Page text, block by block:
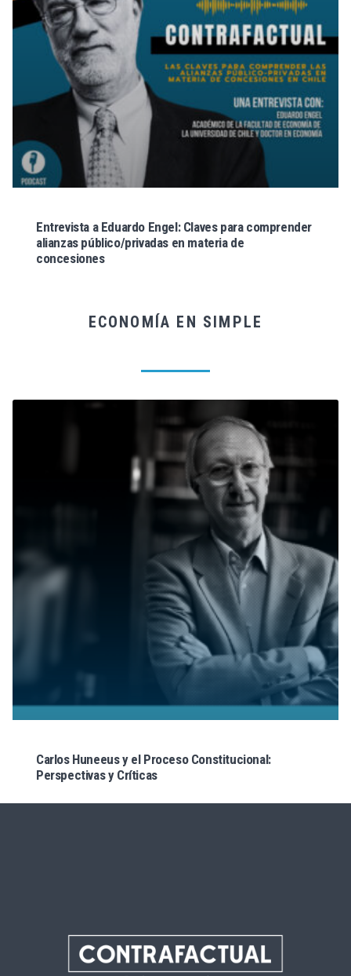
Entrevista a Eduardo Engel: Claves para comprender
alianzas público/privadas en materia de
concesiones
ECONOMÍA EN SIMPLE
Carlos Huneeus y el Proceso Constitucional:
Perspectivas y Críticas